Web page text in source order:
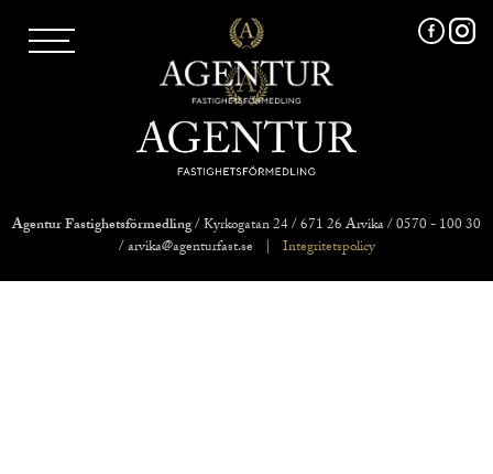
MARKNADSFÖRING
FRI VÄRDERING
VÅRA MÄKLARE
VÄRMLANDS LÄN
VÄSTMANLANDS LÄN
ÖREBRO LÄN
OM OSS
Agentur Fastighetsförmedling/ Kyrkogatan 24 / 671 26 Arvika / 0570 - 100 30
/ arvika@agenturfast.se
| Integritetspolicy